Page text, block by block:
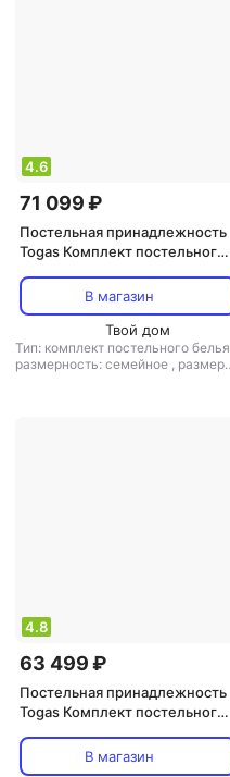
4.6
71 099 ₽
Постельная принадлежность
Togas Комплект постельного
дуэт бело-зеленый
В магазин
Твой дом
Тип: комплект постельного белья
размерность: семейное , размер
4.8
63 499 ₽
Постельная принадлежность
Togas Комплект постельного
В магазин